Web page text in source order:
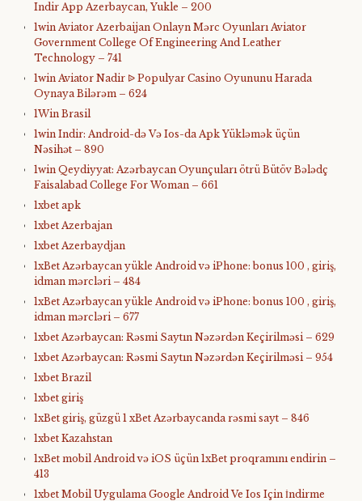
Indir App Azerbaycan, Yukle – 200
1win Aviator Azerbaijan Onlayn Mərc Oyunları Aviator
Government College Of Engineering And Leather
Technology – 741
1win Aviator Nadir ᐉ Populyar Casino Oyununu Harada
Oynaya Bilərəm – 624
1Win Brasil
1win Indir: Android-də Və Ios-da Apk Yükləmək üçün
Nəsihət – 890
1win Qeydiyyat: Azərbaycan Oyunçuları ötrü Bütöv Bələdç
Faisalabad College For Woman – 661
1xbet apk
1xbet Azerbajan
1xbet Azerbaydjan
1xBet Azərbaycan yükle Android və iPhone: bonus 100 , giriş,
idman mərcləri – 484
1xBet Azərbaycan yükle Android və iPhone: bonus 100 , giriş,
idman mərcləri – 677
1xbet Azərbaycan: Rəsmi Saytın Nəzərdən Keçirilməsi – 629
1xbet Azərbaycan: Rəsmi Saytın Nəzərdən Keçirilməsi – 954
1xbet Brazil
1xbet giriş
1xBet giriş, güzgü 1 xBet Azərbaycanda rəsmi sayt – 846
1xbet Kazahstan
1xBet mobil Android və iOS üçün 1xBet proqramını endirin –
413
1xbet Mobil Uygulama Google Android Ve Ios Için İndirme